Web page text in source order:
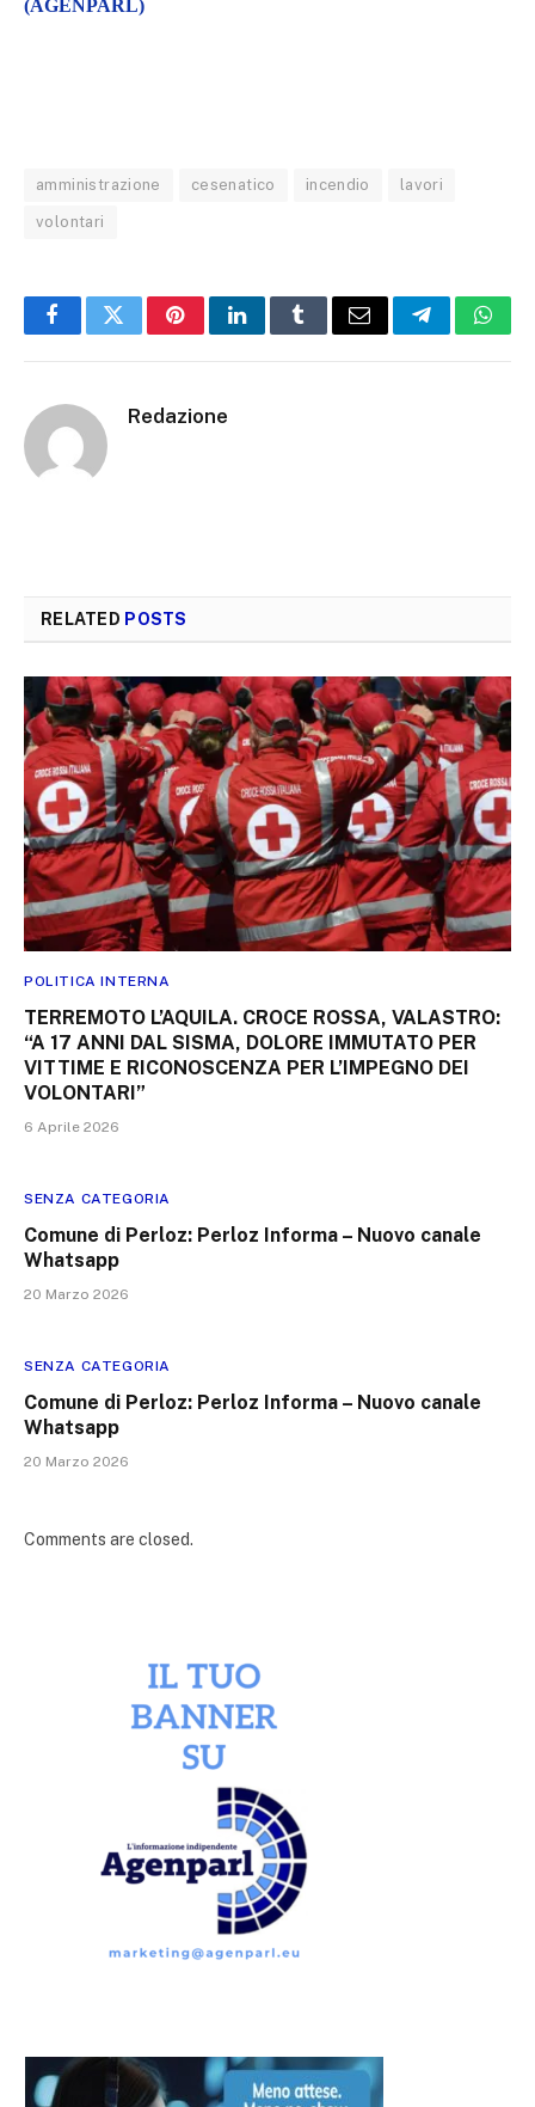
(AGENPARL)
amministrazione cesenatico incendio lavori
volontari
FacebookTwitterPinterestLinkedInTumblrEmail Telegram
Redazione
RELATED POSTS
POLITICA INTERNA
TERREMOTO L’AQUILA. CROCE ROSSA, VALASTRO:
“A 17 ANNI DAL SISMA, DOLORE IMMUTATO PER
VITTIME E RICONOSCENZA PER L’IMPEGNO DEI
VOLONTARI”
6 Aprile 2026
SENZA CATEGORIA
Comune di Perloz: Perloz Informa – Nuovo canale
Whatsapp
20 Marzo 2026
SENZA CATEGORIA
Comune di Perloz: Perloz Informa – Nuovo canale
Whatsapp
20 Marzo 2026
Comments are closed.